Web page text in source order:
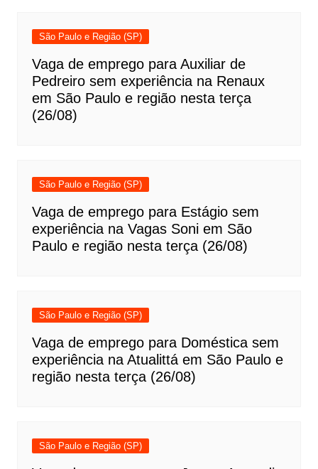
São Paulo e Região (SP)
Vaga de emprego para Auxiliar de
Pedreiro sem experiência na Renaux
em São Paulo e região nesta terça
(26/08)
São Paulo e Região (SP)
Vaga de emprego para Estágio sem
experiência na Vagas Soni em São
Paulo e região nesta terça (26/08)
São Paulo e Região (SP)
Vaga de emprego para Doméstica sem
experiência na Atualittá em São Paulo e
região nesta terça (26/08)
São Paulo e Região (SP)